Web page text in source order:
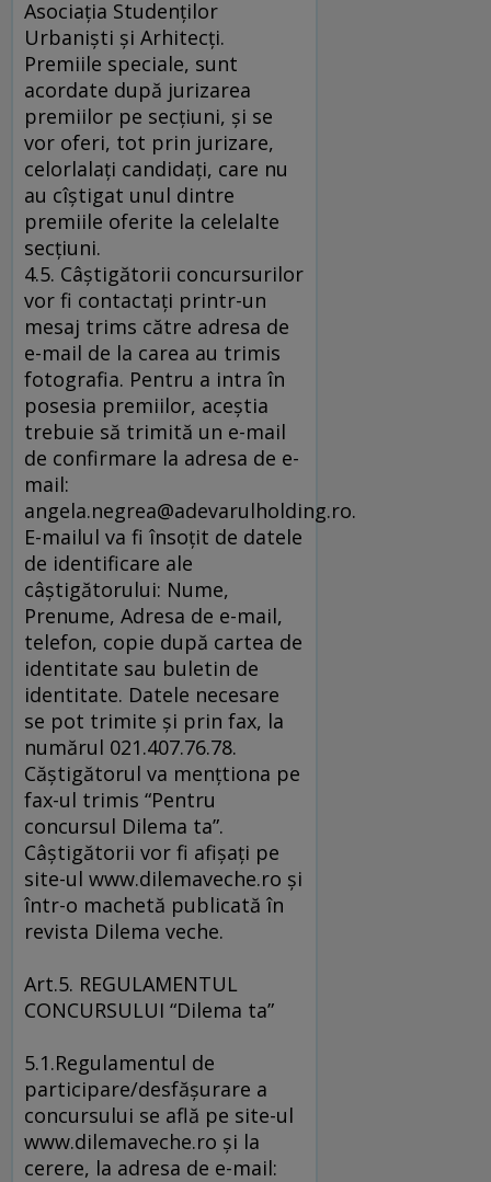
Asociaţia Studenţilor
Urbanişti şi Arhitecţi.
Premiile speciale, sunt
acordate după jurizarea
premiilor pe secţiuni, şi se
vor oferi, tot prin jurizare,
celorlalaţi candidaţi, care nu
au cîştigat unul dintre
premiile oferite la celelalte
secţiuni.
4.5. Câştigătorii concursurilor
vor fi contactaţi printr-un
mesaj trims către adresa de
e-mail de la carea au trimis
fotografia. Pentru a intra în
posesia premiilor, aceştia
trebuie să trimită un e-mail
de confirmare la adresa de e-
mail:
angela.negrea@adevarulholding.ro.
E-mailul va fi însoţit de datele
de identificare ale
câştigătorului: Nume,
Prenume, Adresa de e-mail,
telefon, copie după cartea de
identitate sau buletin de
identitate. Datele necesare
se pot trimite şi prin fax, la
numărul 021.407.76.78.
Căştigătorul va menţtiona pe
fax-ul trimis “Pentru
concursul Dilema ta”.
Câştigătorii vor fi afişaţi pe
site-ul www.dilemaveche.ro şi
într-o machetă publicată în
revista Dilema veche.
Art.5. REGULAMENTUL
CONCURSULUI “Dilema ta”
5.1.Regulamentul de
participare/desfăşurare a
concursului se află pe site-ul
www.dilemaveche.ro şi la
cerere, la adresa de e-mail: